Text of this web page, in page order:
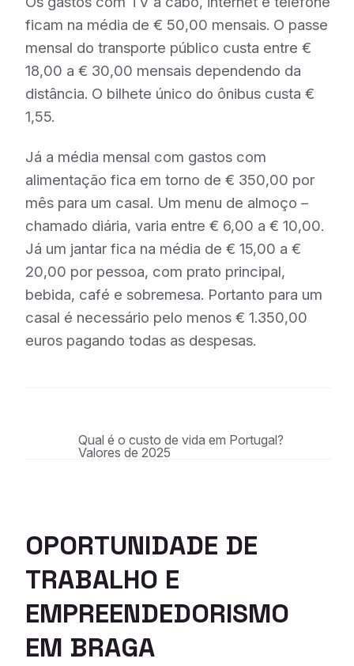
ficam na média de € 50,00 mensais. O passe
mensal do transporte público custa entre €
18,00 a € 30,00 mensais dependendo da
distância. O bilhete único do ônibus custa €
1,55.
Já a média mensal com gastos com
alimentação fica em torno de € 350,00 por
mês para um casal. Um menu de almoço –
chamado diária, varia entre € 6,00 a € 10,00.
Já um jantar fica na média de € 15,00 a €
20,00 por pessoa, com prato principal,
bebida, café e sobremesa. Portanto para um
casal é necessário pelo menos € 1.350,00
euros pagando todas as despesas.
Qual é o custo de vida em Portugal?
Valores de 2025
OPORTUNIDADE DE
TRABALHO E
EMPREENDEDORISMO
EM BRAGA